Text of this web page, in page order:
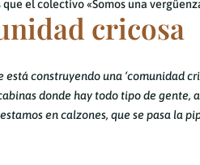
que el colectivo «Somos una
cricosa
está construyendo una ‘comunidad
donde hay todo tipo de
en calzones, que se pasa la